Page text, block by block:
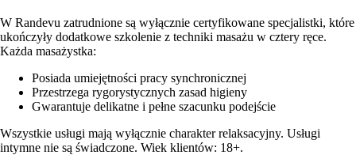
W Randevu zatrudnione są wyłącznie certyfikowane specjalistki, które
ukończyły dodatkowe szkolenie z techniki masażu w cztery ręce.
Każda masażystka:
Posiada umiejętności pracy synchronicznej
Przestrzega rygorystycznych zasad higieny
Gwarantuje delikatne i pełne szacunku podejście
Wszystkie usługi mają wyłącznie charakter relaksacyjny. Usługi
intymne nie są świadczone. Wiek klientów: 18+.